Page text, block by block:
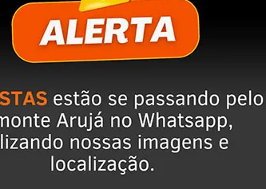
ISSO EVITA DEVOLUÇÕES
trocas;
de perguntas para realizar